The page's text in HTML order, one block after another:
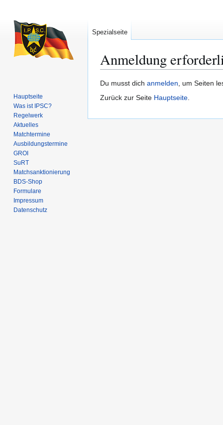
Anmeldung
Zur
Navigation
Zur
Suche
Du musst dich anmelden, um Seiten
Zurück zur Seite Hauptseite.
Spezialseite
Hauptseite
Was ist IPSC?
Regelwerk
Aktuelles
Matchtermine
Ausbildungs­termine
GROI
SuRT
Match­sanktionierung
BDS-Shop
Formulare
Impressum
Datenschutz